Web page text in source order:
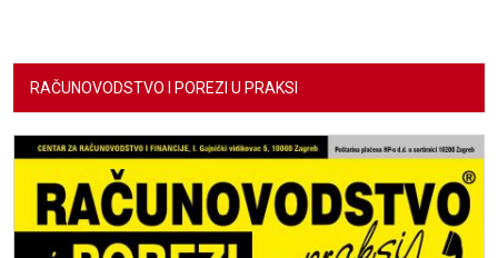
RAČUNOVODSTVO I POREZI U PRAKSI